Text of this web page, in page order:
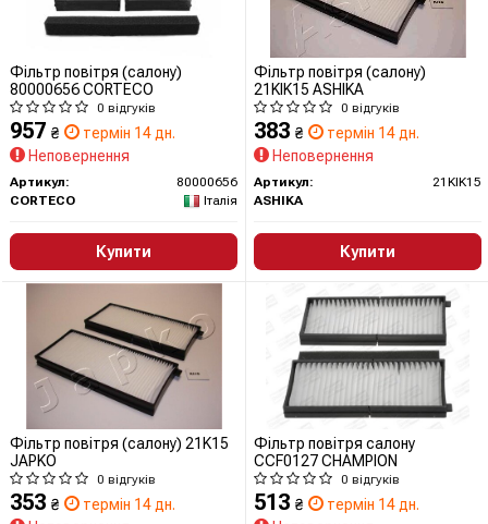
Фільтр повітря (салону)
80000656 CORTECO
0 відгуків
957 ₴
термін 14 дн.
Неповернення
Артикул:
80000656
CORTECO
Італія
Купити
Фільтр повітря (салону)
21KIK15 ASHIKA
0 відгуків
383 ₴
термін 14 дн.
Неповернення
Артикул:
21KIK15
ASHIKA
Купити
Фільтр повітря (салону) 21K15
JAPKO
0 відгуків
353 ₴
термін 14 дн.
Фільтр повітря салону
CCF0127 CHAMPION
0 відгуків
513 ₴
термін 14 дн.